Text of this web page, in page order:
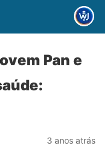
Pan e
3 anos atrás